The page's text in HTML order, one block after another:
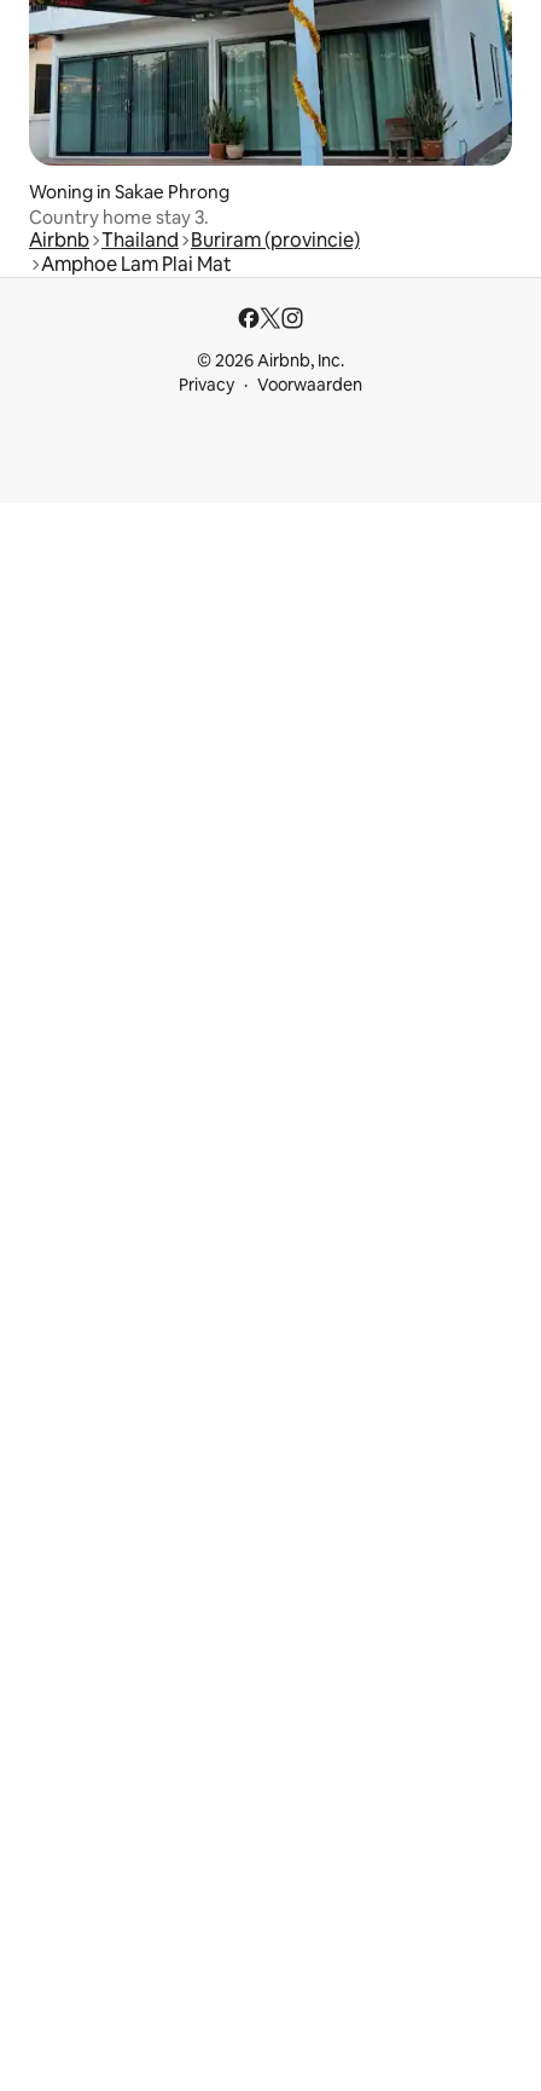
Woning in Sakae Phrong
Country home stay 3.
Airbnb Thailand Buriram (provincie)
Amphoe Lam Plai Mat
© 2026 Airbnb, Inc.
Privacy
Voorwaarden